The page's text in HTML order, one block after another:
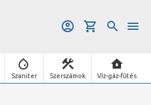
Szaniter Szerszámok Víz-gáz-fűtés